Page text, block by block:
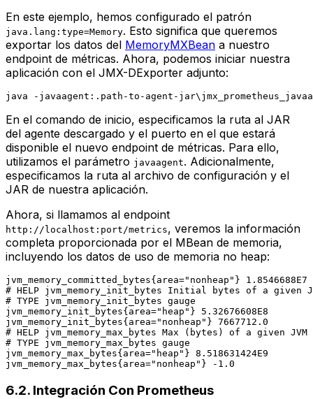
En este ejemplo, hemos configurado el patrón
java.lang:type=Memory. Esto significa que queremos
exportar los datos del MemoryMXBean a nuestro
endpoint de métricas. Ahora, podemos iniciar nuestra
aplicación con el JMX-DExporter adjunto:
En el comando de inicio, especificamos la ruta al JAR
del agente descargado y el puerto en el que estará
disponible el nuevo endpoint de métricas. Para ello,
utilizamos el parámetro javaagent. Adicionalmente,
especificamos la ruta al archivo de configuración y el
JAR de nuestra aplicación.
Ahora, si llamamos al endpoint
http://localhost:port/metrics, veremos la información
completa proporcionada por el MBean de memoria,
incluyendo los datos de uso de memoria no heap:
jvm_memory_committed_bytes{area="nonheap"} 1.8546688E7
# HELP jvm_memory_init_bytes Initial bytes of a given
# TYPE jvm_memory_init_bytes gauge
jvm_memory_init_bytes{area="heap"} 5.32676608E8
jvm_memory_init_bytes{area="nonheap"} 7667712.0
# HELP jvm_memory_max_bytes Max (bytes) of a given JVM
# TYPE jvm_memory_max_bytes gauge
jvm_memory_max_bytes{area="heap"} 8.518631424E9
6.2. Integración Con Prometheus